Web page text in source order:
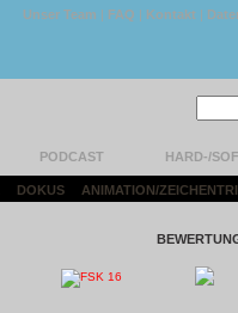
Unser Team | FAQ | Kontakt |
PODCAST HARD-/
DOKUS ANIMATION/